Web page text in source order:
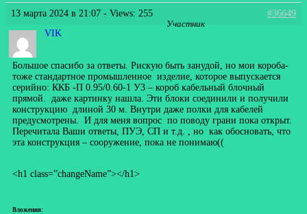
13 марта 2024 в 21:07 - Views: 255
#36649
VIK
Участник
Большое спасибо за ответы. Рискую быть занудой, но мои короба-
тоже стандартное промышленное изделие, которое выпускается
серийно: ККБ -П 0.95/0.60-1 У3 – короб кабельный блочный
прямой. даже картинку нашла. Эти блоки соединили и получили
конструкцию длиной 30 м. Внутри даже полки для кабелей
предусмотрены. И для меня вопрос по поводу грани пока открыт.
Перечитала Ваши ответы, ПУЭ, СП и т.д. , но как обосновать, что
эта конструкция – сооружение, пока не понимаю((
<h1 class=”changeName”></h1>
Вложения: